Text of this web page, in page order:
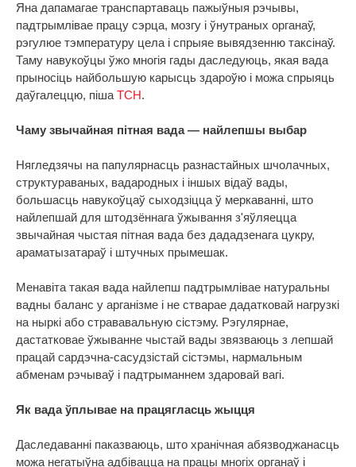
Яна дапамагае транспартаваць пажыўныя рэчывы,
падтрымлівае працу сэрца, мозгу і ўнутраных органаў,
рэгулюе тэмпературу цела і спрыяе вывядзенню таксінаў.
Таму навукоўцы ўжо многія гады даследуюць, якая вада
прыносіць найбольшую карысць здароўю і можа спрыяць
даўгалеццю, піша ТСН.
Чаму звычайная пітная вада — найлепшы выбар
Нягледзячы на папулярнасць разнастайных шчолачных,
структураваных, вадародных і іншых відаў вады,
большасць навукоўцаў сыходзіцца ў меркаванні, што
найлепшай для штодзённага ўжывання з'яўляецца
звычайная чыстая пітная вада без дададзенага цукру,
араматызатараў і штучных прымешак.
Менавіта такая вада найлепш падтрымлівае натуральны
вадны баланс у арганізме і не стварае дадатковай нагрузкі
на ныркі або стрававальную сістэму. Рэгулярнае,
дастатковае ўжыванне чыстай вады звязваюць з лепшай
працай сардэчна-сасудзістай сістэмы, нармальным
абменам рэчываў і падтрыманнем здаровай вагі.
Як вада ўплывае на працягласць жыцця
Даследаванні паказваюць, што хранічная абязводжанасць
можа негатыўна адбівацца на працы многіх органаў і